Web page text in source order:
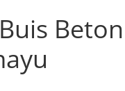
Beton